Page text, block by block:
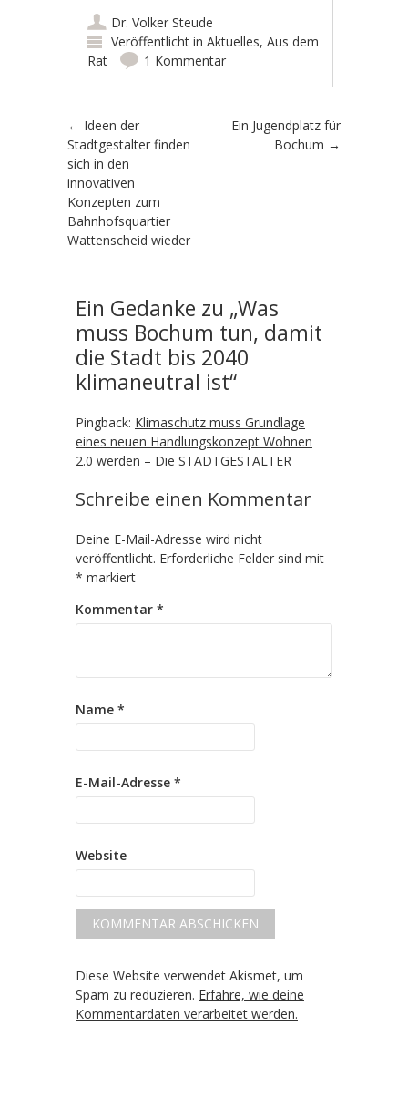
Dr. Volker Steude
Veröffentlicht inAktuelles,Aus dem
Rat
1 Kommentar
Artikel-Navigation
← Ideen der
Stadtgestalter finden
sich in den
innovativen
Konzepten zum
Bahnhofsquartier
Wattenscheid wieder
Ein Jugendplatz für
Bochum →
Ein Gedanke zu „Was
muss Bochum tun, damit
die Stadt bis 2040
klimaneutral ist“
Pingback: Klimaschutz muss Grundlage
eines neuen Handlungskonzept Wohnen
2.0 werden – Die STADTGESTALTER
Schreibe einen Kommentar
Deine E-Mail-Adresse wird nicht
veröffentlicht. Erforderliche Felder sind mit
* markiert
Kommentar *
Name *
E-Mail-Adresse *
Website
Diese Website verwendet Akismet, um
Spam zu reduzieren. Erfahre, wie deine
Kommentardaten verarbeitet werden.